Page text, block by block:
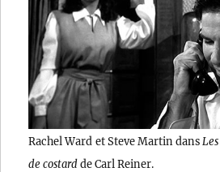
Rachel Ward et Steve Martin dans
de costardde Carl Reiner.